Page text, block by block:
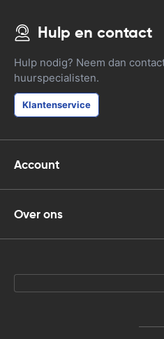
Hulp en contact
Hulp nodig? Neem dan
huurspecialisten.
Klantenservice
Account
Over ons